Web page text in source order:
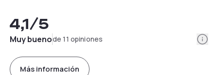
4,1/5
Muy buenode 11 opiniones
Más información